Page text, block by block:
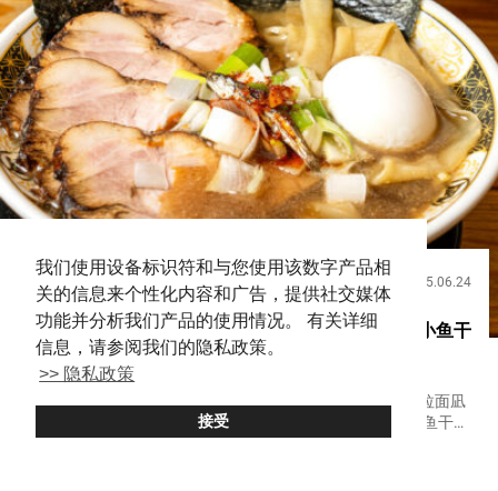
我们使用设备标识符和与您使用该数字产品相
关的信息来个性化内容和广告，提供社交媒体
功能并分析我们产品的使用情况。 有关详细
信息，请参阅我们的隐私政策。
>> 隐私政策
接受
饮食 2025.06.24
在新宿的深度景点体验令人难忘的拉面【超厉害的小鱼干
拉面凪 新宿黄金街本馆】
日益进化的拉面是现代日本饮食文化的代表美食之一。 『拉面凪
（Ramen Nagi）』在细分化的口味中，掀起全国煮干（小鱼干）
拉面热潮并确立为一个类别。 浓厚的煮干鱼美味浓缩的汤和风味